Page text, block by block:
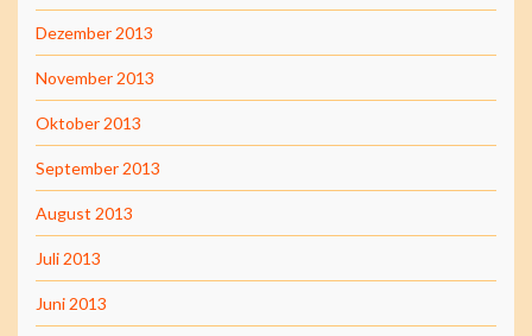
Dezember 2013
November 2013
Oktober 2013
September 2013
August 2013
Juli 2013
Juni 2013